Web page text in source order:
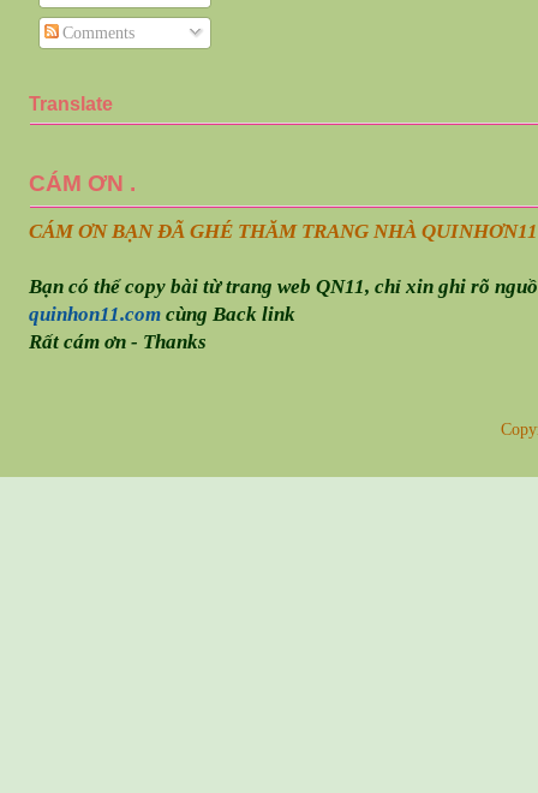
Comments
Translate
CÁM ƠN .
CÁM ƠN BẠN ĐÃ GHÉ THĂM TRANG NHÀ QUINHƠN
Bạn có thể copy bài từ trang web QN11, chỉ xin ghi rõ
quinhon11.comcùng Back link
Rất cám ơn - Thanks